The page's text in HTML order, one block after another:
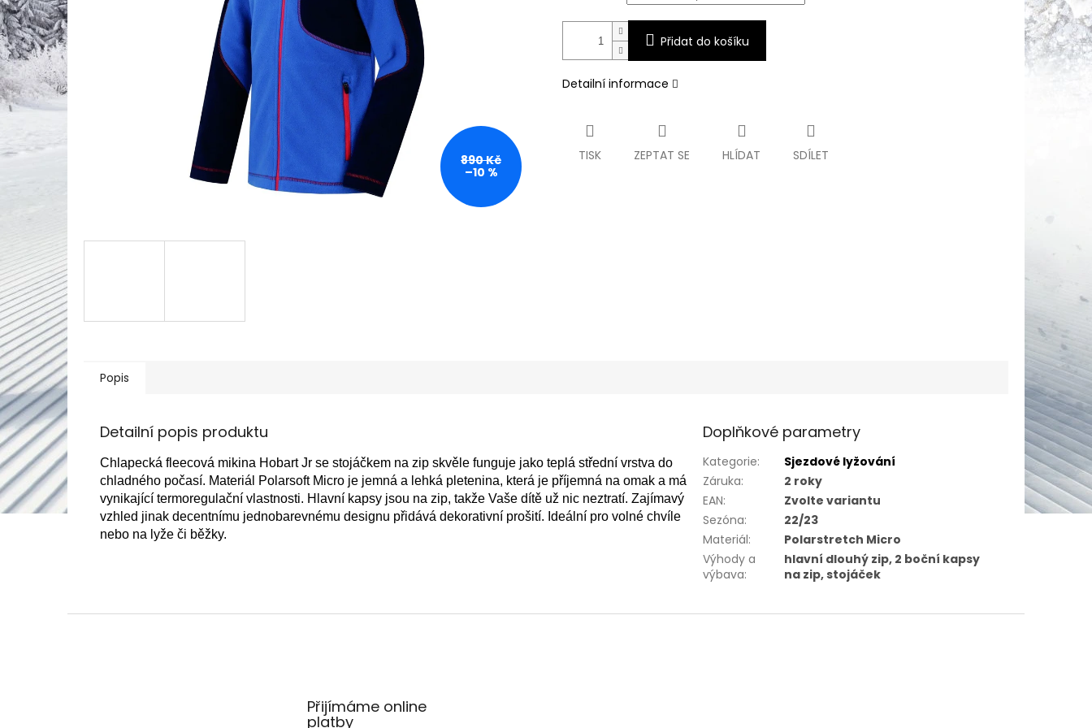
890 Kč
–10 %
Přidat do košíku
Detailní informace
TISK ZEPTAT SE HLÍDAT SDÍLET
Popis
Detailní popis produktu
Chlapecká fleecová mikina Hobart Jr se stojáčkem na zip skvěle funguje jako teplá střední vrstva do
chladného počasí. Materiál Polarsoft Micro je jemná a lehká pletenina, která je příjemná na omak a má
vynikající termoregulační vlastnosti. Hlavní kapsy jsou na zip, takže Vaše dítě už nic neztratí. Zajímavý
vzhled jinak decentnímu jednobarevnému designu přidává dekorativní prošití. Ideální pro volné chvíle
nebo na lyže či běžky.
Doplňkové parametry
Kategorie:
Sjezdové lyžování
Záruka:
2 roky
EAN:
Zvolte variantu
Sezóna:
22/23
Materiál:
Polarstretch Micro
Výhody a
výbava:
hlavní dlouhý zip, 2 boční kapsy
na zip, stojáček
Přijímáme online
platby